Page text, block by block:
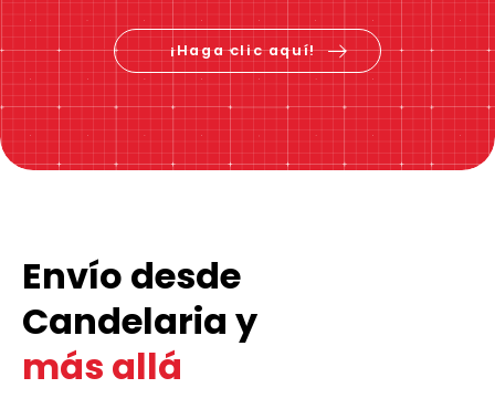
¡Haga clic aquí!
Envío desde
Candelaria y
más allá